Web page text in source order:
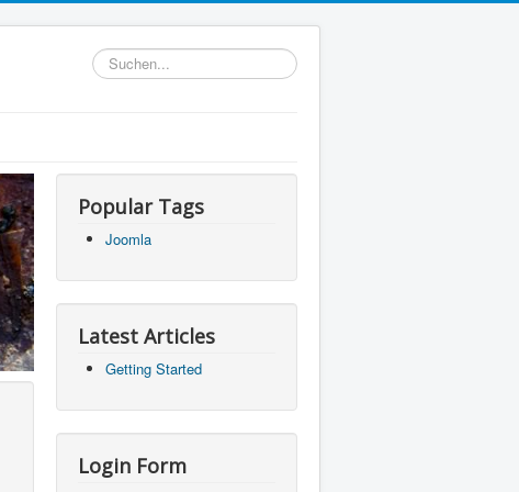
Suchen...
Popular Tags
Joomla
Latest Articles
Getting Started
Login Form